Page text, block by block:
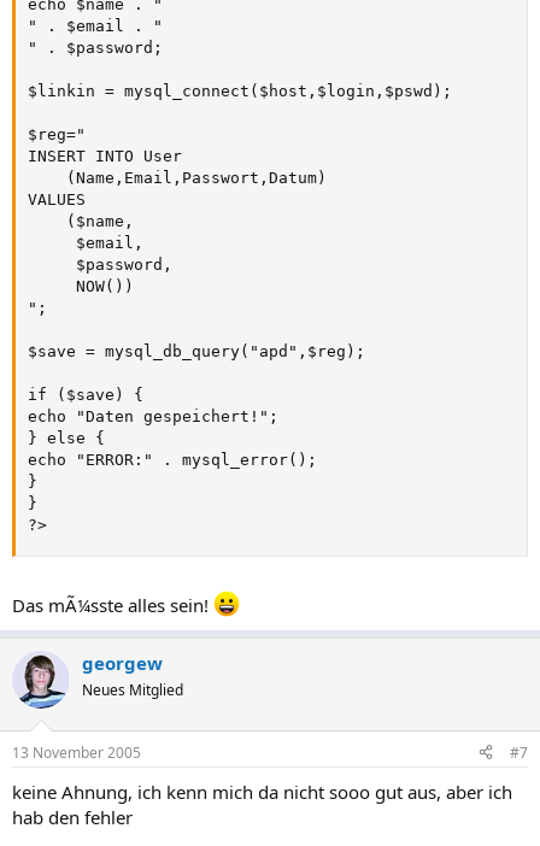
echo $name . "
" . $email . "
" . $password;
$linkin = mysql_connect($host,$login,$pswd);
$reg="
INSERT INTO User
    (Name,Email,Passwort,Datum)
VALUES
    ($name,
     $email,
     $password,
     NOW())
";
$save = mysql_db_query("apd",$reg);
if ($save) {
echo "Daten gespeichert!";
} else {
echo "ERROR:" . mysql_error();
}
}
?>
Das mÃ¼sste alles sein!
georgew
Neues Mitglied
13 November 2005 #7
keine Ahnung, ich kenn mich da nicht sooo gut aus, aber ich
hab den fehler